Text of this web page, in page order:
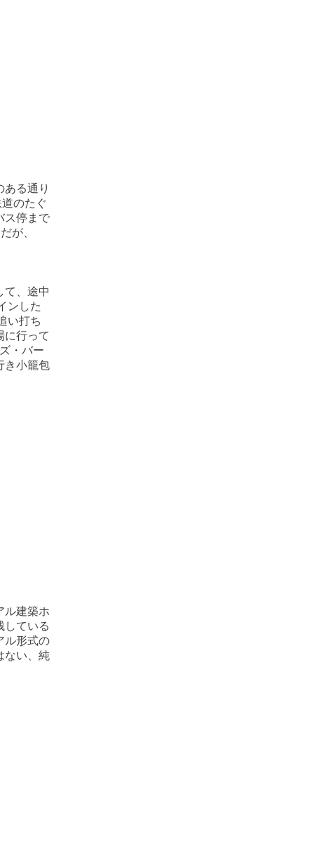
る通り
のたぐ
ス停まで
が、
て、途中
ンした
い打ち
に行って
・バー
き小籠包
ル建築ホ
している
ル形式の
ない、純